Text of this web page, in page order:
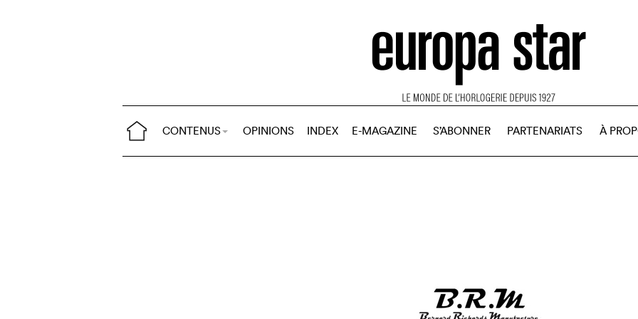
CONTENUS OPINIONS INDEX E-MAGAZINE S’ABONNER PARTENARIATS À